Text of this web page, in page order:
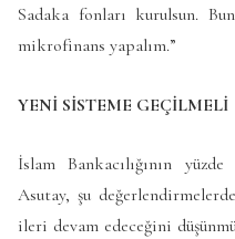
Sadaka fonları kurulsun.
mikrofinans yapalım.”
YENİ SİSTEME GEÇİLMELİ
İslam Bankacılığının
Asutay, şu
ileri devam edeceğini